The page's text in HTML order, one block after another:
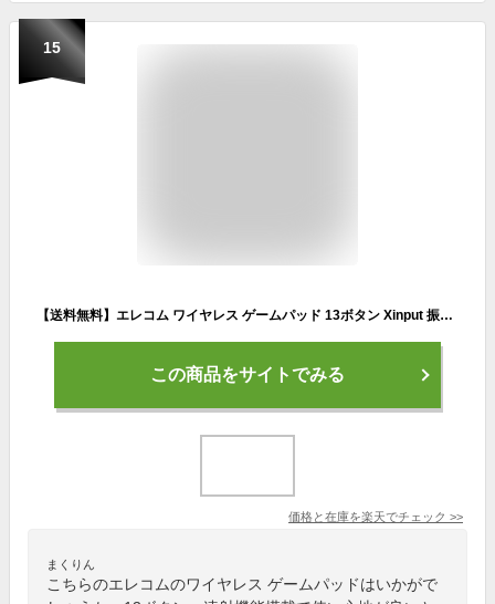
15
【送料無料】エレコム ワイヤレス ゲームパッド 13ボタン Xinput 振動 連射 高耐久 ブラック JC-U4113SBK
この商品をサイトでみる
価格と在庫を楽天でチェック >>
まくりん
こちらのエレコムのワイヤレス ゲームパッドはいかがで